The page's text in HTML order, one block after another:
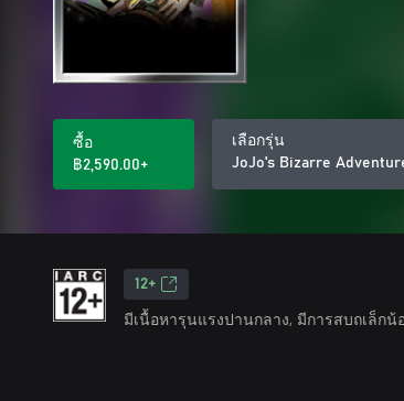
ซื้อ
฿2,590.00+
เลือกรุ่น
JoJo's Bizarre
12+
มีเนื้อหารุนแรงปานกลาง, มีการสบถเล็กน้